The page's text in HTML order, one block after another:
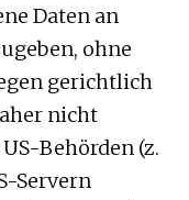
Daten an
ohne
gerichtlich
nicht
Behörden (z.
Servern